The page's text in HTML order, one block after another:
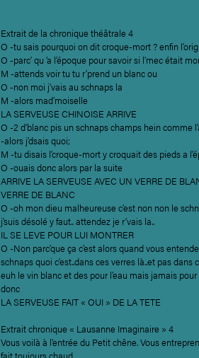
Extrait de la chronique théâtrale 4
O -tu sais pourquoi on dit croque-mort ? enfin
O -parc’ qu ‘a l’époque pour savoir si l’mec était
M -attends voir tu tu r’prend un blanc ou
O -non moi j’vais au schnaps la
M -alors mad’moiselle
LA SERVEUSE CHINOISE ARRIVE
O -2 d’blanc pis un schnaps champs hein comme
-alors j’dsais quoi;
M -tu disais l’croque-mort y croquait des pieds a
O -ouais donc alors par la suite
ARRIVE LA SERVEUSE AVEC UN VERRE DE
VERRE DE BLANC
O -oh mon dieu malheureuse c’est non non le
j’suis désolé y faut.. attendez je r’vais la..
IL SE LEVE POUR LUI MONTRER
O -Non parc’que ça c’est alors quand vous
schnaps quoi c’est..dans ces verres là..et pas dans
euh le vin blanc et des pour l’eau mais jamais
donc
LA SERVEUSE FAIT « OUI » DE LA TETE
Extrait chronique « Lausanne Imaginaire » 4
Vous voilà à l’entrée du Petit chêne. Vous